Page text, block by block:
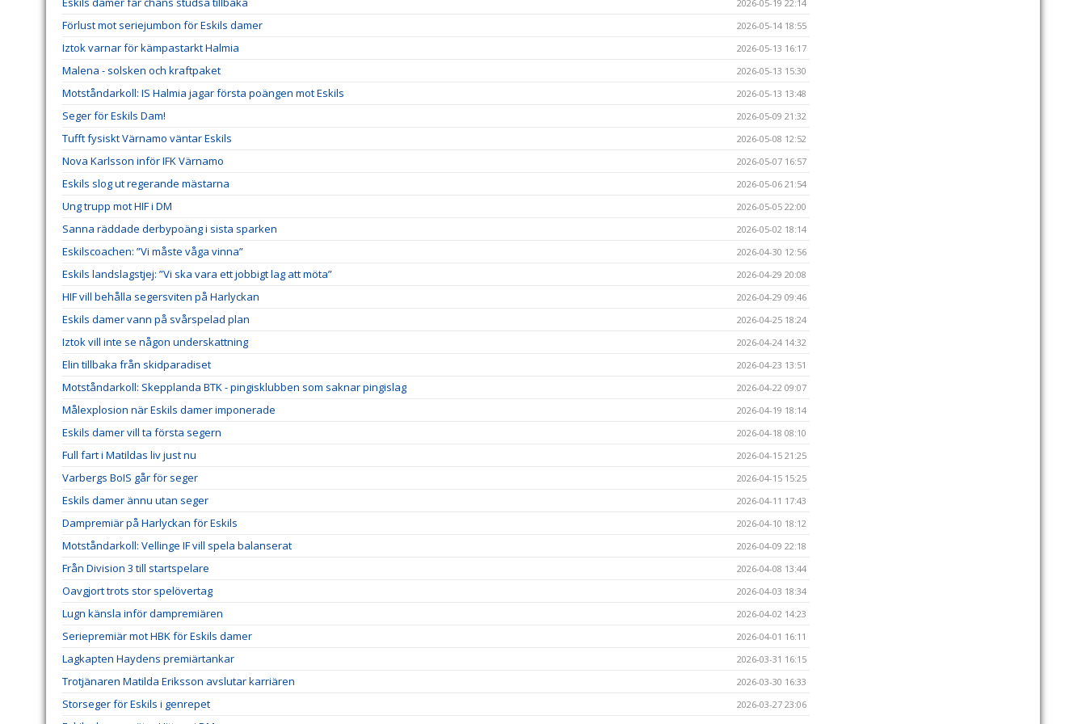
2026-05-19 22:14
Förlust mot seriejumbon för Eskils damer 2026-05-14 18:55
Iztok varnar för kämpastarkt Halmia 2026-05-13 16:17
Malena - solsken och kraftpaket 2026-05-13 15:30
Motståndarkoll: IS Halmia jagar första poängen mot Eskils 2026-05-13 13:48
Seger för Eskils Dam! 2026-05-09 21:32
Tufft fysiskt Värnamo väntar Eskils 2026-05-08 12:52
Nova Karlsson inför IFK Värnamo 2026-05-07 16:57
Eskils slog ut regerande mästarna 2026-05-06 21:54
Ung trupp mot HIF i DM 2026-05-05 22:00
Sanna räddade derbypoäng i sista sparken 2026-05-02 18:14
Eskilscoachen: ”Vi måste våga vinna” 2026-04-30 12:56
Eskils landslagstjej: ”Vi ska vara ett jobbigt lag att möta” 2026-04-29 20:08
HIF vill behålla segersviten på Harlyckan 2026-04-29 09:46
Eskils damer vann på svårspelad plan 2026-04-25 18:24
Iztok vill inte se någon underskattning 2026-04-24 14:32
Elin tillbaka från skidparadiset 2026-04-23 13:51
Motståndarkoll: Skepplanda BTK - pingisklubben som saknar pingislag 2026-04-22 09:07
Målexplosion när Eskils damer imponerade 2026-04-19 18:14
Eskils damer vill ta första segern 2026-04-18 08:10
Full fart i Matildas liv just nu 2026-04-15 21:25
Varbergs BoIS går för seger 2026-04-15 15:25
Eskils damer ännu utan seger 2026-04-11 17:43
Dampremiär på Harlyckan för Eskils 2026-04-10 18:12
Motståndarkoll: Vellinge IF vill spela balanserat 2026-04-09 22:18
Från Division 3 till startspelare 2026-04-08 13:44
Oavgjort trots stor spelövertag 2026-04-03 18:34
Lugn känsla inför dampremiären 2026-04-02 14:23
Seriepremiär mot HBK för Eskils damer 2026-04-01 16:11
Lagkapten Haydens premiärtankar 2026-03-31 16:15
Trotjänaren Matilda Eriksson avslutar karriären 2026-03-30 16:33
Storseger för Eskils i genrepet 2026-03-27 23:06